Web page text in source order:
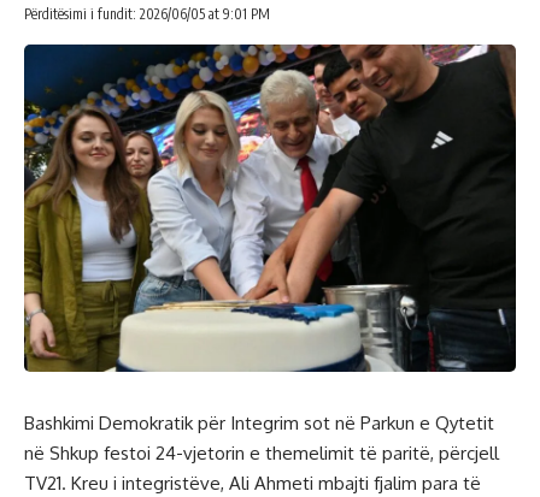
Përditësimi i fundit: 2026/06/05 at 9:01 PM
Bashkimi Demokratik për Integrim sot në Parkun e Qytetit
në Shkup festoi 24-vjetorin e themelimit të paritë, përcjell
TV21. Kreu i integristëve, Ali Ahmeti mbajti fjalim para të